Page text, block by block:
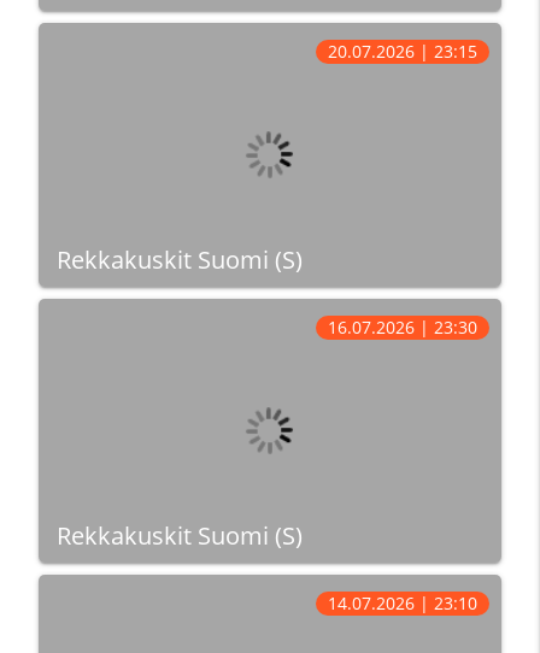
Rekkakuskit Suomi (S)
20.07.2026 | 23:15
Rekkakuskit Suomi (S)
16.07.2026 | 23:30
14.07.2026 | 23:10